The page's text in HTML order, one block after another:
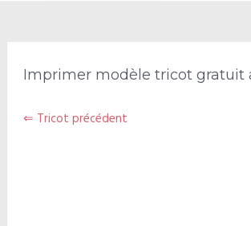
Imprimer modèle tricot gratuit
⇐ Tricot précédent